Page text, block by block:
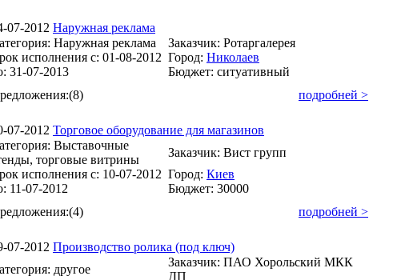
07-2012 Наружная реклама
Наружная реклама Заказчик: Ротаргалерея
исполнения с: 01-08-2012 Город: Николаев
31-07-2013 Бюджет: ситуативный
(8) подробней >
07-2012 Торговое оборудование для магазинов
Выставочные
торговые витрины
Заказчик: Вист групп
исполнения с: 10-07-2012 Город: Киев
11-07-2012 Бюджет: 30000
(4) подробней >
07-2012 Производство ролика (под ключ)
другое
Заказчик: ПАО Хорольский МКК
ДП